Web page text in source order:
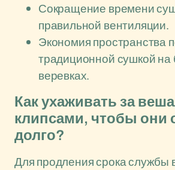
Сокращение времени
правильной вентиляции.
Экономия пространства
традиционной сушкой на
веревках.
Как ухаживать за
клипсами, чтобы они
долго?
Для продления срока службы